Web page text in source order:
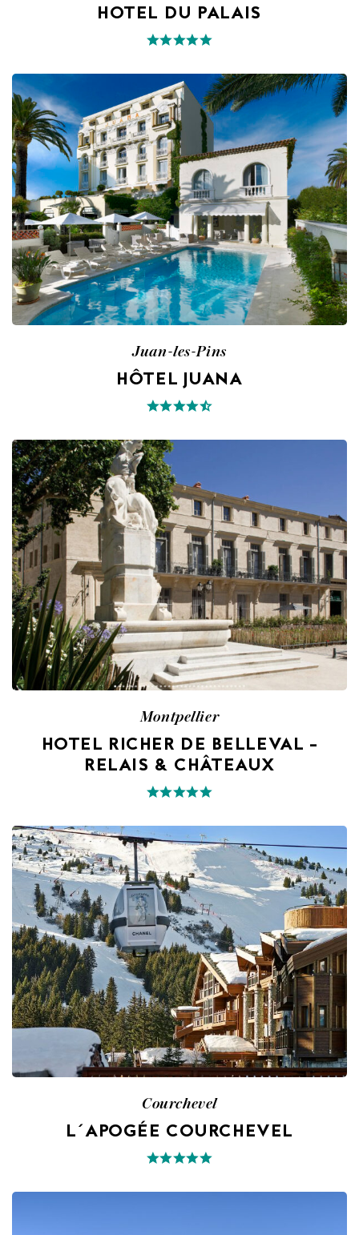
HOTEL DU PALAIS
Juan-les-Pins
HÔTEL JUANA
Montpellier
HOTEL RICHER DE BELLEVAL –
RELAIS & CHÂTEAUX
Courchevel
L´APOGÉE COURCHEVEL